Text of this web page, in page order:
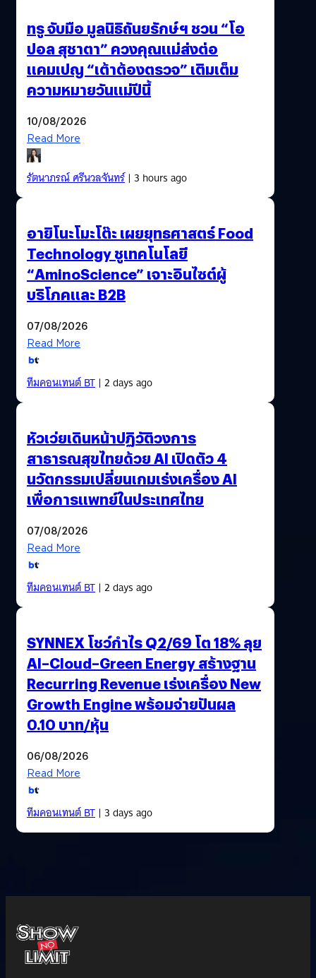
ทรู จับมือ มูลนิธิถันยรักษ์ฯ ชวน “โอ
ปอล สุชาตา” ควงคุณแม่ส่งต่อ
แคมเปญ “เต้าต้องตรวจ” เติมเต็ม
ความหมายวันแม่ปีนี้
10/08/2026
Read More
รัตนาภรณ์ ศรีนวลจันทร์| 3 hours ago
อายิโนะโมะโต๊ะ เผยยุทธศาสตร์ Food
Technology ชูเทคโนโลยี
“AminoScience” เจาะอินไซต์ผู้
บริโภคและ B2B
07/08/2026
Read More
ทีมคอนเทนต์ BT| 2 days ago
หัวเว่ยเดินหน้าปฏิวัติวงการ
สาธารณสุขไทยด้วย AI เปิดตัว 4
นวัตกรรมเปลี่ยนเกมเร่งเครื่อง AI
เพื่อการแพทย์ในประเทศไทย
07/08/2026
Read More
ทีมคอนเทนต์ BT| 2 days ago
SYNNEX โชว์กำไร Q2/69 โต 18% ลุย
AI–Cloud–Green Energy สร้างฐาน
Recurring Revenue เร่งเครื่อง New
Growth Engine พร้อมจ่ายปันผล
0.10 บาท/หุ้น
06/08/2026
Read More
ทีมคอนเทนต์ BT| 3 days ago